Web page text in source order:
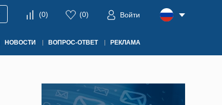
(0) (0) Войти
НОВОСТИ ВОПРОС-ОТВЕТ РЕКЛАМА